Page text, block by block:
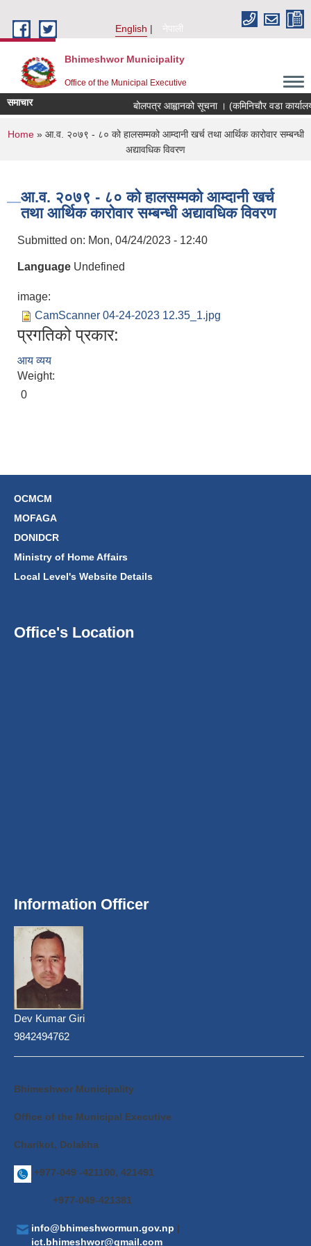
English
नेपाली
Bhimeshwor Municipality
Office of the Municipal Executive
समाचार बोलपत्र आह्वानको सूचना । (कमिनिचौर वडा
You are here
Home» आ.व. २०७९ - ८० को हालसम्मको आम्दानी खर्च तथा आर्थिक कारोवार सम्बन्धी
अद्यावधिक विवरण
आ.व. २०७९ - ८० को हालसम्मको आम्दानी खर्च
तथा आर्थिक कारोवार सम्बन्धी अद्यावधिक विवरण
Submitted on: Mon, 04/24/2023 - 12:40
Language Undefined
image:
CamScanner 04-24-2023 12.35_1.jpg
प्रगतिको प्रकार:
आय व्यय
Weight:
0
OCMCM
MOFAGA
DONIDCR
Ministry of Home Affairs
Local Level's Website Details
Office's Location
Information Officer
Dev Kumar Giri
9842494762
Bhimeshwor Municipality
Office of the Municipal Executive
Charikot, Dolakha
+977-049 -421100, 421491
+977-049-421381
info@bhimeshwormun.gov.np |
ict.bhimeshwor@gmail.com